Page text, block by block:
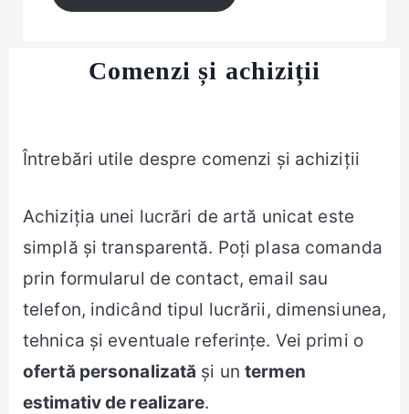
Comenzi și achiziții
Întrebări utile despre comenzi și achiziții
Achiziția unei lucrări de artă unicat este
simplă și transparentă. Poți plasa comanda
prin formularul de contact, email sau
telefon, indicând tipul lucrării, dimensiunea,
tehnica și eventuale referințe. Vei primi o
ofertă personalizată și untermen
estimativ de realizare.